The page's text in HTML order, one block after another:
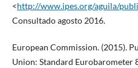
<http://www.ipes.org/aguila/
Consultado agosto 2016.
European Commission. (2015).
Union: Standard Eurobarometer